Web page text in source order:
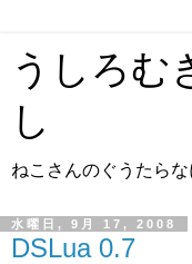
うしろむ
し
ねこさんのぐうたらな
水曜日, 9月 17, 2008
DSLua 0.7